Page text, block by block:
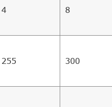
4 8
255 300